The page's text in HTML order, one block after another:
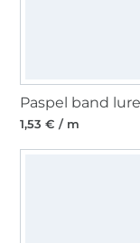
1,53 € / m